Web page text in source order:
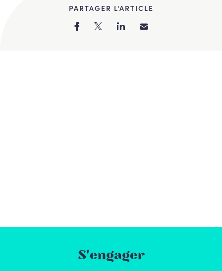
PARTAGER L'ARTICLE
S'engager